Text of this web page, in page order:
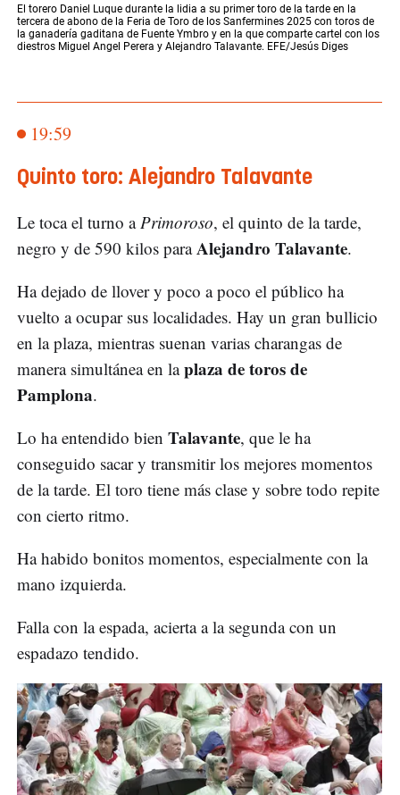
El torero Daniel Luque durante la lidia a su primer toro de la tarde en la
tercera de abono de la Feria de Toro de los Sanfermines 2025 con toros de
la ganadería gaditana de Fuente Ymbro y en la que comparte cartel con los
diestros Miguel Angel Perera y Alejandro Talavante. EFE/Jesús Diges
19:59
Quinto toro: Alejandro Talavante
Le toca el turno aPrimoroso, el quinto de la tarde,
negro y de 590 kilos paraAlejandro Talavante.
Ha dejado de llover y poco a poco el público ha
vuelto a ocupar sus localidades. Hay un gran bullicio
en la plaza, mientras suenan varias charangas de
manera simultánea en laplaza de toros de
Pamplona.
Lo ha entendido bien Talavante, que le ha
conseguido sacar y transmitir los mejores momentos
de la tarde. El toro tiene más clase y sobre todo repite
con cierto ritmo.
Ha habido bonitos momentos, especialmente con la
mano izquierda.
Falla con la espada, acierta a la segunda con un
espadazo tendido.